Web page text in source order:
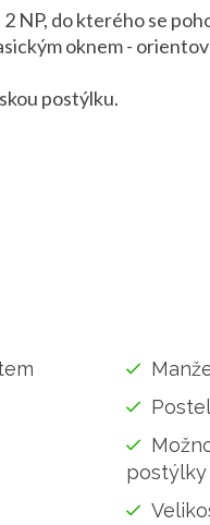
NP, do kterého se
oknem -
postýlku.
postýlky